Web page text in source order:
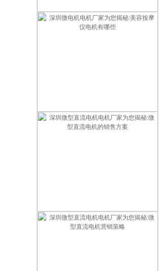
智能门锁用什么电机最好？2026智能锁电机选型指南
深圳微电机电机厂家为您揭秘:美容按摩仪电机有哪些
深圳微型直流电机电机厂家为您揭秘:微型直流电机的销售方案